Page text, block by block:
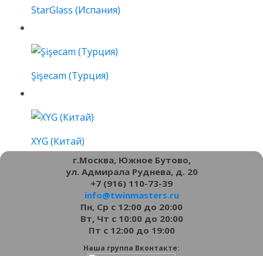
StarGlass (Испания)
Şişecam (Турция)
XYG (Китай)
г.Москва, Южное Бутово,
ул. Адмирала Руднева, д. 20
+7 (916) 110-73-39
info@twinmasters.ru
Пн, Ср с 12:00 до 20:00
Вт, Чт с 10:00 до 20:00
Пт с 12:00 до 19:00
Наша группа Вконтакте: